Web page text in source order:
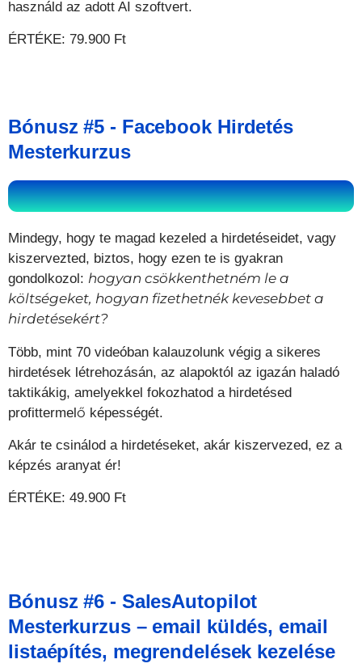
használd az adott AI szoftvert.
ÉRTÉKE: 79.900 Ft
Bónusz #5 - Facebook Hirdetés
Mesterkurzus
Mindegy, hogy te magad kezeled a hirdetéseidet, vagy
kiszervezted, biztos, hogy ezen te is gyakran
gondolkozol: hogyan csökkenthetném le a
költségeket, hogyan fizethetnék kevesebbet a
hirdetésekért?
Több, mint 70 videóban kalauzolunk végig a sikeres
hirdetések létrehozásán, az alapoktól az igazán haladó
taktikákig, amelyekkel fokozhatod a hirdetésed
profittermelő képességét.
Akár te csinálod a hirdetéseket, akár kiszervezed, ez a
képzés aranyat ér!
ÉRTÉKE: 49.900 Ft
Bónusz #6 - SalesAutopilot
Mesterkurzus – email küldés, email
listaépítés, megrendelések kezelése